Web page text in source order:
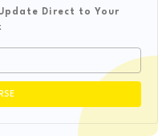
Direct to Your